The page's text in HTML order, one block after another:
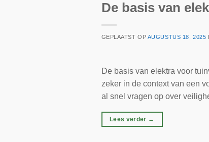
De basis van
GEPLAATST OP AUGUSTUS 18, 2025
De basis van elektra voor
zeker in de context van een
al snel vragen op over
Lees verder →